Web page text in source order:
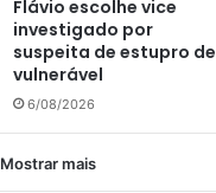
Flávio escolhe vice
investigado por
suspeita de estupro de
vulnerável
6/08/2026
Mostrar mais